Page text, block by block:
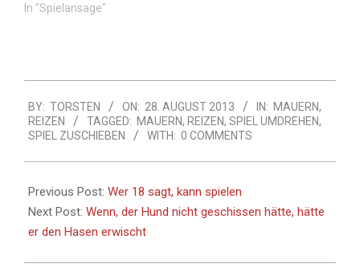
Spruch angesagt. Wer
Vorsicht geboten, er kann
wie als Ablenkung,…
In "Spielansage"
08-
28
BY: TORSTEN ON: 28. AUGUST 2013 IN: MAUERN,
REIZEN
TAGGED: MAUERN, REIZEN, SPIEL UMDREHEN,
SPIEL ZUSCHIEBEN
WITH: 0 COMMENTS
Previous Post: Wer 18 sagt, kann spielen
Next Post: Wenn, der Hund nicht geschissen hätte, hätte
er den Hasen erwischt